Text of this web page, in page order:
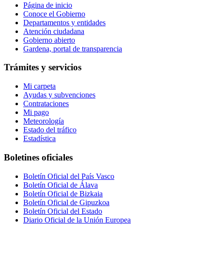
Página de inicio
Conoce el Gobierno
Departamentos y entidades
Atención ciudadana
Gobierno abierto
Gardena, portal de transparencia
Trámites y servicios
Mi carpeta
Ayudas y subvenciones
Contrataciones
Mi pago
Meteorología
Estado del tráfico
Estadística
Boletines oficiales
Boletín Oficial del País Vasco
Boletín Oficial de Álava
Boletín Oficial de Bizkaia
Boletín Oficial de Gipuzkoa
Boletín Oficial del Estado
Diario Oficial de la Unión Europea